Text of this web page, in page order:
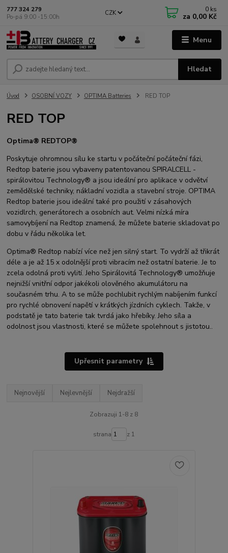
Menu
CZK
Hledat
777 324 279
Po-pá 9:00 -15:00h
0 ks
za 0,00 Kč
Úvod OSOBNÍ VOZY OPTIMA Batteries RED TOP
RED TOP
Optima® REDTOP®
Poskytuje ohromnou sílu ke startu v počáteční počáteční fázi,
Redtop baterie jsou vybaveny patentovanou SPIRALCELL -
spirálovitou Technology® a jsou ideální pro aplikace v odvětví
zemědělské techniky, nákladní vozidla a stavební stroje. OPTIMA
Redtop baterie jsou ideální také pro použití v zásahových
vozidlrch, generátorech a osobních aut. Velmi nízká míra
samovybíjení na Redtop znamená, že můžete baterie skladovat po
dobu v řádu několika let.
Optima® Redtop nabízí více než jen silný start. To vydrží až třikrát
déle a je až 15 x odolnější proti vibracím než ostatní baterie. Je to
zcela odolná proti vylití. Jeho Spirálovitá Technology® umožňuje
nejnižší vnitřní odpor jakékoli olověného akumulátoru na
současném trhu. A to se může pochlubit rychlým nabíjením funkcí
pro rychlé obnovení napětí v krátkých jízdních cyklech. Takže, v
podstatě je tato baterie tak tvrdá jako hřebíky. Jeho síla a
odolnost jsou vlastnosti, které se můžete spolehnout s jistotou..
Upřesnit parametry
Nejnovější Nejlevnější Nejdražší
Zobrazuji 1-8 z 8
strana z 1